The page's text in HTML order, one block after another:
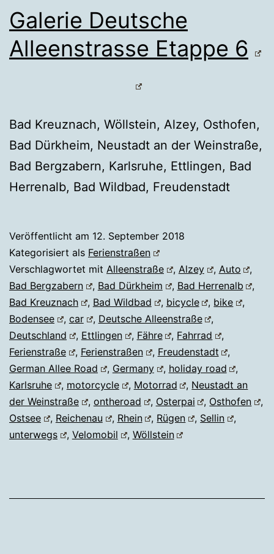
Galerie Deutsche
Alleenstrasse Etappe 6
Bad Kreuznach, Wöllstein, Alzey, Osthofen,
Bad Dürkheim, Neustadt an der Weinstraße,
Bad Bergzabern, Karlsruhe, Ettlingen, Bad
Herrenalb, Bad Wildbad, Freudenstadt
Veröffentlicht am 12. September 2018
Kategorisiert als Ferienstraßen
Verschlagwortet mit Alleenstraße , Alzey , Auto
,
Bad Bergzabern
, Bad Dürkheim , Bad Herrenalb
,
Bad Kreuznach
, Bad Wildbad , bicycle , bike
,
Bodensee
, car , Deutsche Alleenstraße
,
Deutschland
, Ettlingen , Fähre , Fahrrad
,
Ferienstraße
, Ferienstraßen , Freudenstadt
,
German Allee Road
, Germany , holiday road
,
Karlsruhe
, motorcycle , Motorrad , Neustadt an
der Weinstraße
, ontheroad , Osterpai , Osthofen
,
Ostsee
, Reichenau , Rhein , Rügen , Sellin
,
unterwegs
, Velomobil , Wöllstein